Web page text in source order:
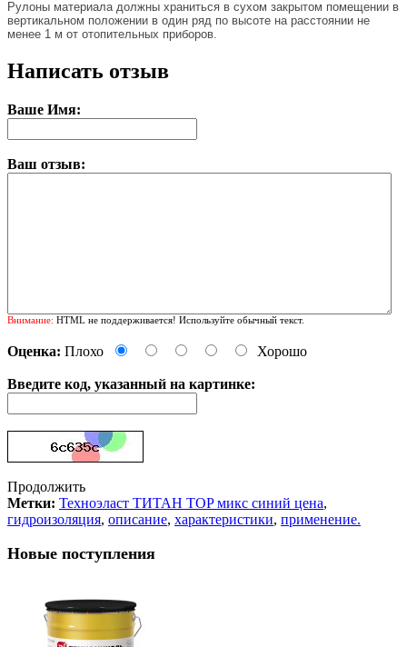
Рулоны материала должны храниться в сухом закрытом помещении в
вертикальном положении в один ряд по высоте на расстоянии не
менее 1 м от отопительных приборов.
Написать отзыв
Ваше Имя:
Ваш отзыв:
Внимание: HTML не поддерживается! Используйте обычный текст.
Оценка: Плохо Хорошо
Введите код, указанный на картинке:
Продолжить
Метки: Техноэласт ТИТАН TOP микс синий цена,
гидроизоляция, описание, характеристики, применение.
Новые поступления